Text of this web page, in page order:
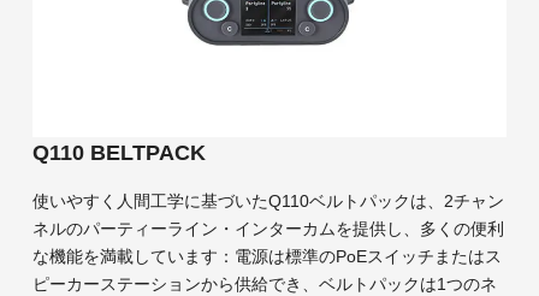
Q110 BELTPACK
使いやすく人間工学に基づいたQ110ベルトパックは、2チャン
ネルのパーティーライン・インターカムを提供し、多くの便利
な機能を満載しています：電源は標準のPoEスイッチまたはス
ピーカーステーションから供給でき、ベルトパックは1つのネ